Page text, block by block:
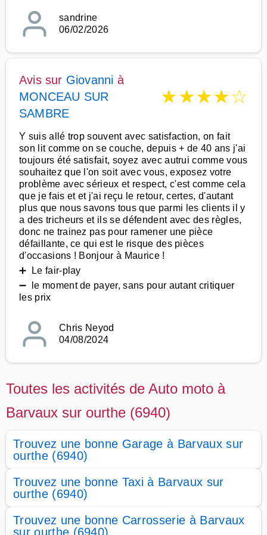
sandrine
06/02/2026
Avis sur Giovanni à
MONCEAU SUR
SAMBRE
★★★★☆
Y suis allé trop souvent avec satisfaction, on fait
son lit comme on se couche, depuis + de 40 ans j'ai
toujours été satisfait, soyez avec autrui comme vous
souhaitez que l'on soit avec vous, exposez votre
problème avec sérieux et respect, c'est comme cela
que je fais et et j'ai reçu le retour, certes, d'autant
plus que nous savons tous que parmi les clients il y
a des tricheurs et ils se défendent avec des règles,
donc ne trainez pas pour ramener une pièce
défaillante, ce qui est le risque des pièces
d'occasions ! Bonjour à Maurice !
➕ Le fair-play
➖ le moment de payer, sans pour autant critiquer
les prix
Chris Neyod
04/08/2024
Toutes les activités de Auto moto à
Barvaux sur ourthe (6940)
Trouvez une bonne Garage à Barvaux sur
ourthe (6940)
Trouvez une bonne Taxi à Barvaux sur
ourthe (6940)
Trouvez une bonne Carrosserie à Barvaux
sur ourthe (6940)